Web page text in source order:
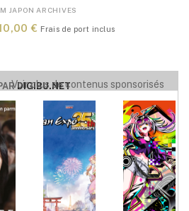
JAPON ARCHIVES
€ Plage
5,00 €
à
10,00 €
Frais de port inclus
DIGIBU.NET
Voir plus de contenus sponsorisés